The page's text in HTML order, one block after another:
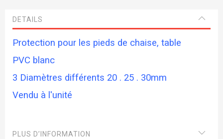
DETAILS
Protection pour les pieds de chaise, table
PVC blanc
3 Diamètres différents 20 . 25 . 30mm
Vendu à l'unité
PLUS D’INFORMATION